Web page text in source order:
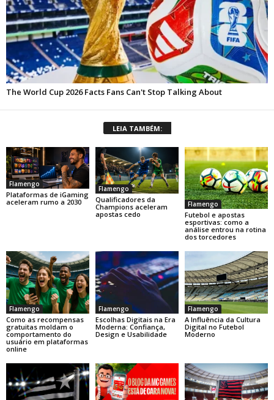
LEIA TAMBÉM:
Flamengo
Plataformas de iGaming
aceleram rumo a 2030
Flamengo
Qualificadores da
Champions aceleram
apostas cedo
Flamengo
Futebol e apostas
esportivas: como a
análise entrou na rotina
dos torcedores
Flamengo
Como as recompensas
gratuitas moldam o
comportamento do
usuário em plataformas
online
Flamengo
Escolhas Digitais na Era
Moderna: Confiança,
Design e Usabilidade
Flamengo
A Influência da Cultura
Digital no Futebol
Moderno